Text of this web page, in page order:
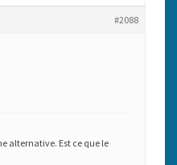
#2088
alternative. Est ce que le